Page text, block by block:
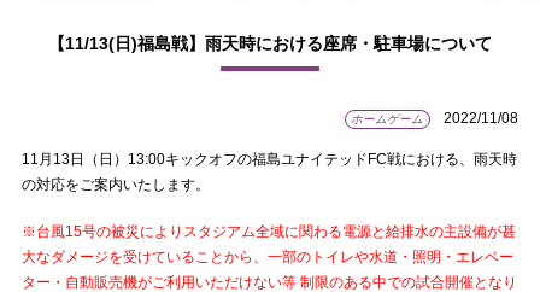
【11/13(日)福島戦】雨天時における座席・駐車場について
ホームゲーム 2022/11/08
11月13日（日）13:00キックオフの福島ユナイテッドFC戦における、雨天時
の対応をご案内いたします。
※台風15号の被災によりスタジアム全域に関わる電源と給排水の主設備が甚
大なダメージを受けていることから、一部のトイレや水道・照明・エレベー
ター・自動販売機がご利用いただけない等 制限のある中での試合開催となり